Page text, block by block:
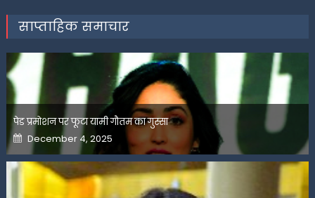
साप्ताहिक समाचार
पेड प्रमोशन पर फूटा यामी गौतम का गुस्सा
Posted
on
December 4, 2025